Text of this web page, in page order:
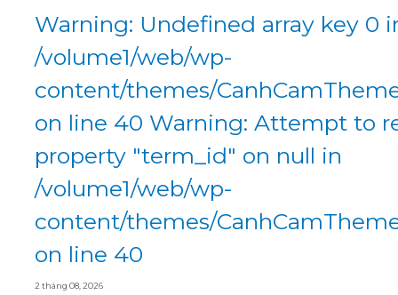
Warning: Undefined array key 0
/volume1/web/wp-
content/themes/
on line 40 Warning: Attempt to
property "term_id" on null in
/volume1/web/wp-
content/themes/
on line 40
2 tháng 08, 2026